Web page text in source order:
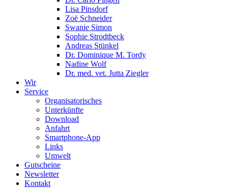
Lisa Pinsdorf
Zoë Schneider
Swanie Simon
Sophie Strodtbeck
Andreas Stünkel
Dr. Dominique M. Tordy
Nadine Wolf
Dr. med. vet. Jutta Ziegler
Wir
Service
Organisatorisches
Unterkünfte
Download
Anfahrt
Smartphone-App
Links
Umwelt
Gutscheine
Newsletter
Kontakt